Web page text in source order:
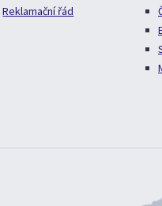
Reklamační řád